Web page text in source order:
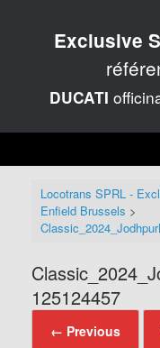
Exclusive
DUCATI
Locotrans SPRL -
Enfield Brussels >
125124457
← Previous